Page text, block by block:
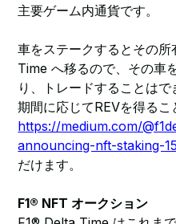
主要ゲーム内通貨です。
車をステークするとその
Time へ移るので、その車
り、トレードすることは
期間に応じてREVを得る
https://medium.com/
announcing-nft-staking-
だけます。
F1® NFT オークション